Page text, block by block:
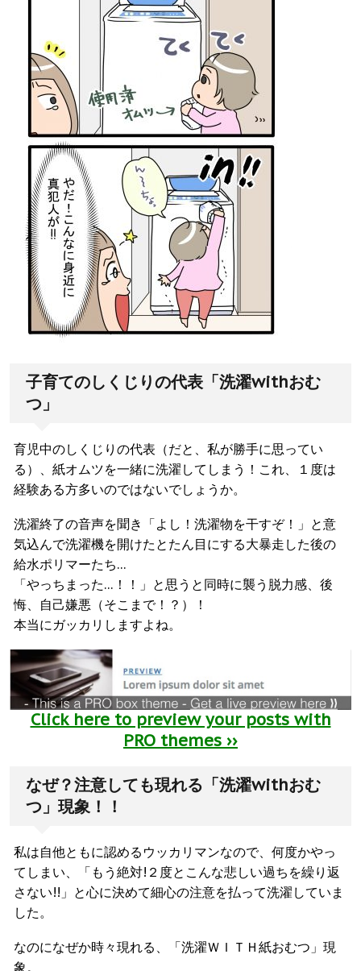
子育てのしくじりの代表「洗濯withおむ
つ」
育児中のしくじりの代表（だと、私が勝手に思ってい
る）、紙オムツを一緒に洗濯してしまう！これ、１度は
経験ある方多いのではないでしょうか。
洗濯終了の音声を聞き「よし！洗濯物を干すぞ！」と意
気込んで洗濯機を開けたとたん目にする大暴走した後の
給水ポリマーたち…
「やっちまった…！！」と思うと同時に襲う脱力感、後
悔、自己嫌悪（そこまで！？）！
本当にガッカリしますよね。
Click here to preview your posts with
PRO themes ››
なぜ？注意しても現れる「洗濯withおむ
つ」現象！！
私は自他ともに認めるウッカリマンなので、何度かやっ
てしまい、「もう絶対!２度とこんな悲しい過ちを繰り返
さない!!」と心に決めて細心の注意を払って洗濯していま
した。
なのになぜか時々現れる、「洗濯ＷＩＴＨ紙おむつ」現
象。